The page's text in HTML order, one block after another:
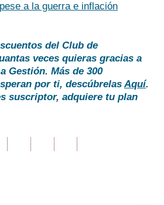
a la guerra e inflación
del Club de
veces quieras gracias a
Gestión. Más de 300
por ti, descúbrelasAquí.
suscriptor, adquiere tu plan